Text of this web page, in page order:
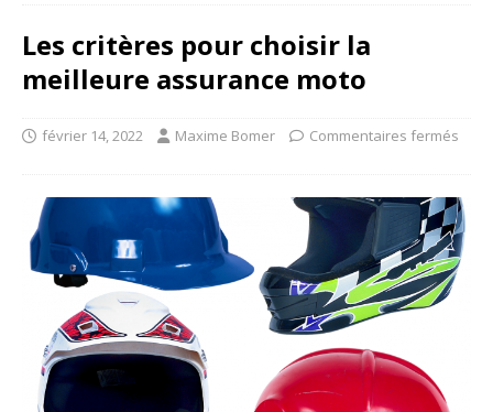
Les critères pour choisir la
meilleure assurance moto
février 14, 2022 Maxime Bomer Commentaires fermés